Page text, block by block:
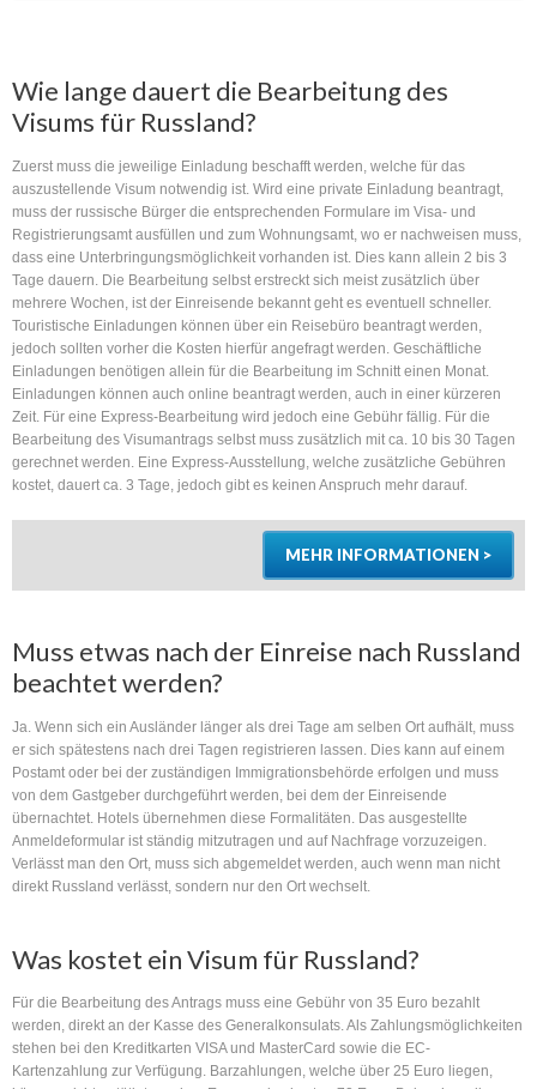
Wie lange dauert die Bearbeitung des
Visums für Russland?
Zuerst muss die jeweilige Einladung beschafft werden, welche für das
auszustellende Visum notwendig ist. Wird eine private Einladung beantragt,
muss der russische Bürger die entsprechenden Formulare im Visa- und
Registrierungsamt ausfüllen und zum Wohnungsamt, wo er nachweisen muss,
dass eine Unterbringungsmöglichkeit vorhanden ist. Dies kann allein 2 bis 3
Tage dauern. Die Bearbeitung selbst erstreckt sich meist zusätzlich über
mehrere Wochen, ist der Einreisende bekannt geht es eventuell schneller.
Touristische Einladungen können über ein Reisebüro beantragt werden,
jedoch sollten vorher die Kosten hierfür angefragt werden. Geschäftliche
Einladungen benötigen allein für die Bearbeitung im Schnitt einen Monat.
Einladungen können auch online beantragt werden, auch in einer kürzeren
Zeit. Für eine Express-Bearbeitung wird jedoch eine Gebühr fällig. Für die
Bearbeitung des Visumantrags selbst muss zusätzlich mit ca. 10 bis 30 Tagen
gerechnet werden. Eine Express-Ausstellung, welche zusätzliche Gebühren
kostet, dauert ca. 3 Tage, jedoch gibt es keinen Anspruch mehr darauf.
MEHR INFORMATIONEN >
Muss etwas nach der Einreise nach Russland
beachtet werden?
Ja. Wenn sich ein Ausländer länger als drei Tage am selben Ort aufhält, muss
er sich spätestens nach drei Tagen registrieren lassen. Dies kann auf einem
Postamt oder bei der zuständigen Immigrationsbehörde erfolgen und muss
von dem Gastgeber durchgeführt werden, bei dem der Einreisende
übernachtet. Hotels übernehmen diese Formalitäten. Das ausgestellte
Anmeldeformular ist ständig mitzutragen und auf Nachfrage vorzuzeigen.
Verlässt man den Ort, muss sich abgemeldet werden, auch wenn man nicht
direkt Russland verlässt, sondern nur den Ort wechselt.
Was kostet ein Visum für Russland?
Für die Bearbeitung des Antrags muss eine Gebühr von 35 Euro bezahlt
werden, direkt an der Kasse des Generalkonsulats. Als Zahlungsmöglichkeiten
stehen bei den Kreditkarten VISA und MasterCard sowie die EC-
Kartenzahlung zur Verfügung. Barzahlungen, welche über 25 Euro liegen,